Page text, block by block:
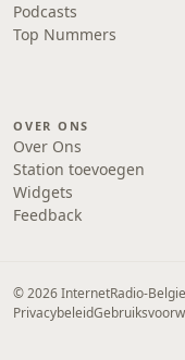
Podcasts
Top Nummers
OVER ONS
Over Ons
Station toevoegen
Widgets
Feedback
© 2026 InternetRadio-
Privacybeleid